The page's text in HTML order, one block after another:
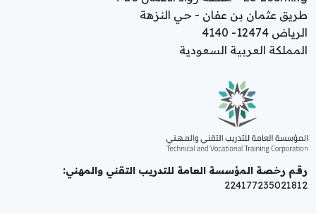
طريق عثمان بن عفان - حي النزهة
الرياض 12474- 4140
المملكة العربية السعودية
رقم رخصة المؤسسة العامة للتدريب التقني والمهني:
224177235021812